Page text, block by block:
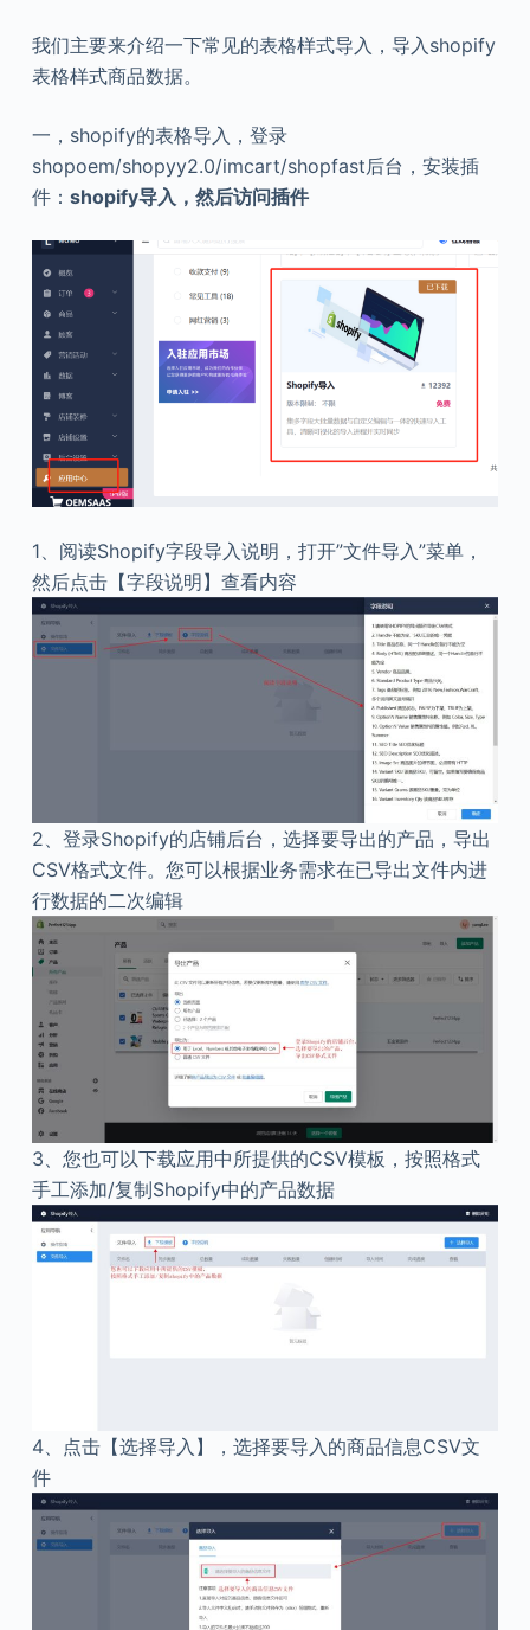
我们主要来介绍一下常见的表格样式导入，导入shopify
表格样式商品数据。
一，shopify的表格导入，登录
shopoem/shopyy2.0/imcart/shopfast后台，安装插
件： shopify导入，然后访问插件
1、 阅读Shopify字段导入说明，打开”文件导入”菜单，
然后点击【字段说明】查看内容
2、 登录Shopify的店铺后台，选择要导出的产品，导出
CSV格式文件。您可以根据业务需求在已导出文件内进
行数据的二次编辑
3、 您也可以下载应用中所提供的CSV模板，按照格式
手工添加/复制Shopify中的产品数据
4、
点击【选择导入】，选择要导入的商品信息CSV文
件